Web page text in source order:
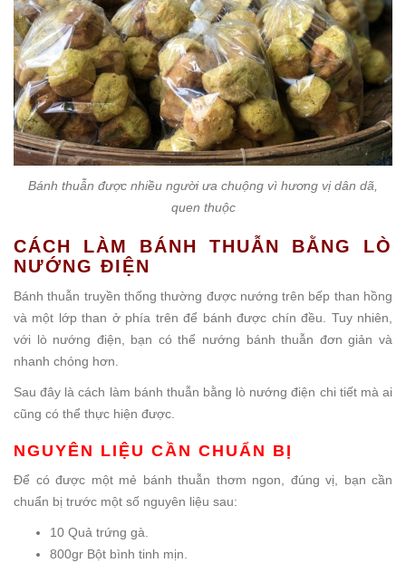
Bánh thuẫn được nhiều người ưa chuộng vì hương vị dân dã,
quen thuộc
CÁCH LÀM BÁNH THUẪN BẰNG LÒ
NƯỚNG ĐIỆN
Bánh thuẫn truyền thống thường được nướng trên bếp than hồng
và một lớp than ở phía trên để bánh được chín đều. Tuy nhiên,
với lò nướng điện, bạn có thể nướng bánh thuẫn đơn giản và
nhanh chóng hơn.
Sau đây là cách làm bánh thuẫn bằng lò nướng điện chi tiết mà ai
cũng có thể thực hiện được.
NGUYÊN LIỆU CẦN CHUẨN BỊ
Để có được một mẻ bánh thuẫn thơm ngon, đúng vị, bạn cần
chuẩn bị trước một số nguyên liệu sau:
10 Quả trứng gà.
800gr Bột bình tinh mịn.